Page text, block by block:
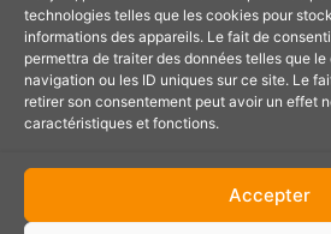
technologies telles que les cookies pour
informations des appareils. Le fait de
permettra de traiter des données telles que
navigation ou les ID uniques sur ce site. Le
retirer son consentement peut avoir un effet
caractéristiques et fonctions.
Accepter
e
p
r
e
u
Soutenir le site
C'est par ici pour
site ;)